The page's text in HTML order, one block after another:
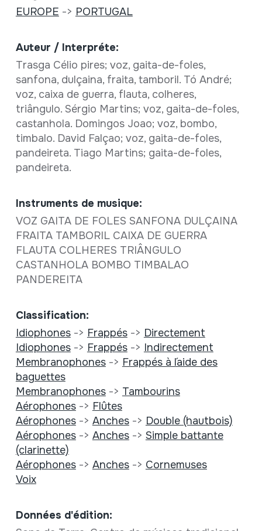
EUROPE -> PORTUGAL
Auteur / Interpréte:
Trasga Célio pires; voz, gaita-de-foles,
sanfona, dulçaina, fraita, tamboril. Tó André;
voz, caixa de guerra, flauta, colheres,
triângulo. Sérgio Martins; voz, gaita-de-foles,
castanhola. Domingos Joao; voz, bombo,
timbalo. David Falçao; voz, gaita-de-foles,
pandeireta. Tiago Martins; gaita-de-foles,
pandeireta.
Instruments de musique:
VOZ GAITA DE FOLES SANFONA DULÇAINA
FRAITA TAMBORIL CAIXA DE GUERRA
FLAUTA COLHERES TRIÂNGULO
CASTANHOLA BOMBO TIMBALAO
PANDEREITA
Classification:
Idiophones-> Frappés-> Directement
Idiophones-> Frappés-> Indirectement
Membranophones-> Frappés à l´aide des
baguettes
Membranophones-> Tambourins
Aérophones-> Flûtes
Aérophones-> Anches-> Double (hautbois)
Aérophones-> Anches-> Simple battante
(clarinette)
Aérophones-> Anches-> Cornemuses
Voix
Données d'édition: